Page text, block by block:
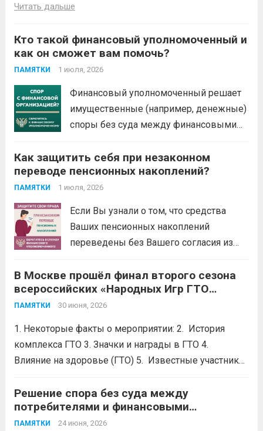
Читать дальше
Кто такой финансовый уполномоченный и
как он сможет вам помочь?
ПАМЯТКИ 1 июля, 2026
Финансовый уполномоченный решает
имущественные (например, денежные)
споры без суда между финансовыми
физическими лицами. Это
обязательный порядок решения споров
по закону. Не нужно терять время и
процедура бесплатная: от приема...
Как защитить себя при незаконном
переводе пенсионных накоплений?
ПАМЯТКИ 1 июля, 2026
Если Вы узнали о том, что средства
Ваших пенсионных накоплений
переведены без Вашего согласия из
негосударственный пенсионный фонд
(НПФ) или из одного НПФ в другой,
направьте бесплатное обращение
Финансовый уполномоченный поможет
Вам вернуть...
В Москве прошёл финал второго сезона
всероссийских «Народных Игр ГТО
Спортлото».
ПАМЯТКИ 30 июня, 2026
1. Некоторые факты о мероприятии: 2. История
комплекса ГТО 3. Значки и награды в ГТО 4.
Влияние на здоровье (ГТО) 5. Известные участники
школьник.Его придумал Владимир Токарев, 15 —
летний школьник из Москвы....Читать дальше
Решение спора без суда между
потребителями и финансовыми
организациями
ПАМЯТКИ 24 июня, 2026